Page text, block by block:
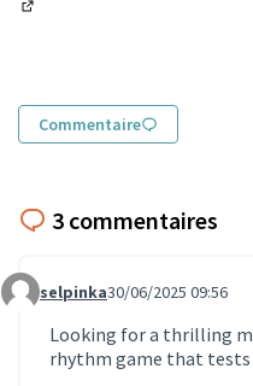
Commentaire
3 commentaires
Commentaire 1838
selpinka30/06/2025 09:56
Looking for a thrilling
rhythm game that tests